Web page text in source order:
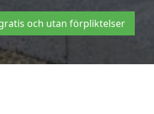
och utan förpliktelser